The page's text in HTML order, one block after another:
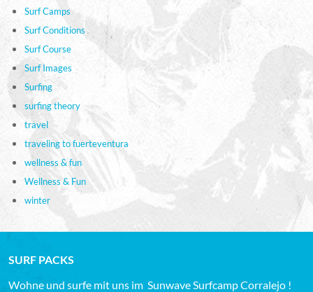
Surf Camps
Surf Conditions
Surf Course
Surf Images
Surfing
surfing theory
travel
traveling to fuerteventura
wellness & fun
Wellness & Fun
winter
SURF PACKS
Wohne und surfe mit uns im Sunwave Surfcamp Corralejo !